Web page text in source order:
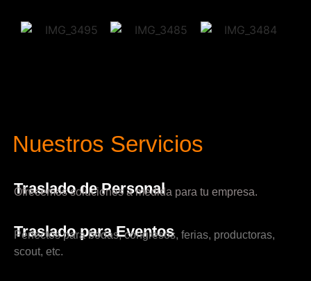
Nuestros Servicios
Traslado de Personal
Ofrecemos soluciones a medida para tu empresa.
Traslado para Eventos
Perfectos para bodas, congresos, ferias, productoras,
scout, etc.